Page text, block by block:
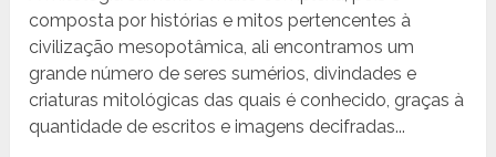
composta por histórias e mitos pertencentes à
civilização mesopotâmica, ali encontramos um
grande número de seres sumérios, divindades e
criaturas mitológicas das quais é conhecido, graças à
quantidade de escritos e imagens decifradas...